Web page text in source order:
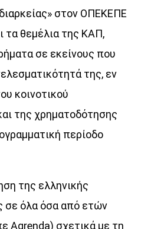
να σας κρατά συντροφιά
μελωδίες
στιγμή της ημέρας.
ένταση
στη συχνότητα
να ακουστεί.
σταθμό της
Νάξου
More
στον ΟΠΕΚΕΠΕ
τα θεµέλια της ΚΑΠ,
σε εκείνους που
της, εν
κοινοτικού
της χρηµατοδότησης
περίοδο
της ελληνικής
σε όλα όσα από ετών
Agrenda) σχετικά µε τη